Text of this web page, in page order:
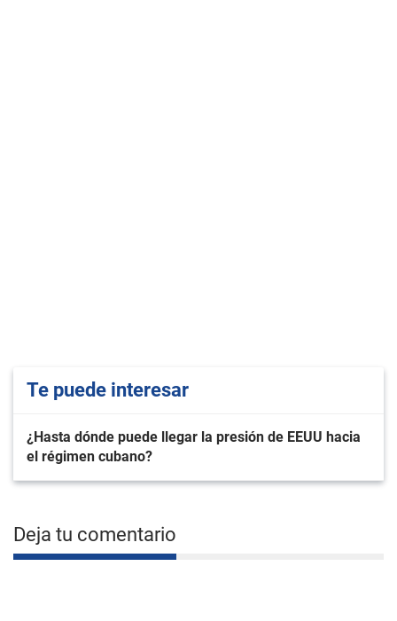
Te puede interesar
¿Hasta dónde puede llegar la presión de EEUU hacia
el régimen cubano?
Deja tu comentario